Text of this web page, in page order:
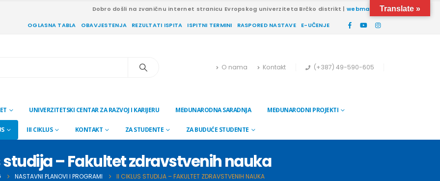
Dobro došli na zvaničnu internet stranicu Evropskog univerziteta Brčko distrikt |webmail
OGLASNA TABLA OBAVJESTENJA REZULTATI ISPITA ISPITNI TERMINI RASPORED NASTAVE E-UČENJE
O nama Kontakt (+387) 49-590-605
UNIVERZITETSKI CENTAR ZA RAZVOJ I KARIJERU MEĐUNARODNA SARADNJA MEĐUNARODNI PROJEKTI
III CIKLUS KONTAKT ZA STUDENTE ZA BUDUĆE STUDENTE
studija – Fakultet zdravstvenih nauka
NASTAVNI PLANOVI I PROGRAMI II CIKLUS STUDIJA – FAKULTET ZDRAVSTVENIH NAUKA
Translate »